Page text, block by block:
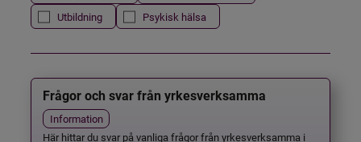
Utbildning
Psykisk hälsa
Frågor och svar från yrkesverksamma
Information
Här hittar du svar på vanliga frågor från yrkesverksamma i